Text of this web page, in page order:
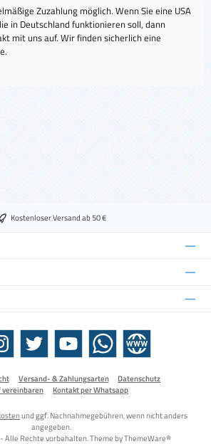
Zuzahlung möglich. Wenn Sie eine USA
in Deutschland funktionieren soll, dann
mit uns auf. Wir finden sicherlich eine
Kostenloser Versand ab 50 €
Twitter YouTube WhatsApp Website
Versand- & Zahlungsarten
Datenschutz
vereinbaren
Kontakt per Whatsapp
und ggf. Nachnahmegebühren, wenn nicht anders
angegeben.
Alle Rechte vorbehalten. Theme byThemeWare®